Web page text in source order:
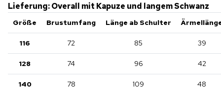
Lieferung: Overall mit Kapuze und langem Schwanz
Größe Brustumfang Länge ab Schulter
116 72 85 39
128 74 96 42
140 78 109 48